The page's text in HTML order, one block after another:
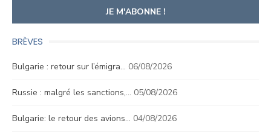
BRÈVES
Bulgarie : retour sur l’émigra… 06/08/2026
Russie : malgré les sanctions,… 05/08/2026
Bulgarie: le retour des avions… 04/08/2026